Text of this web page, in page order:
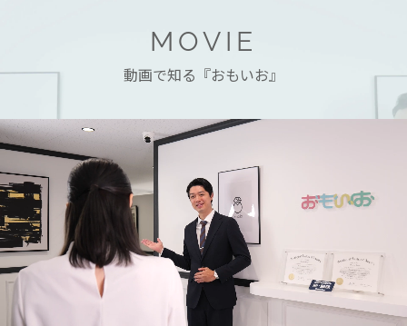
MOVIE
動画で知る『おもいお』